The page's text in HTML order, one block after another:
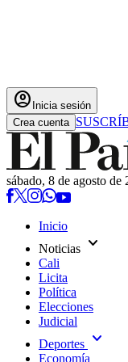
account_circle Inicia sesión
Crea cuenta
sábado, 8 de agosto de
Inicio
Noticias expand_more
Cali
Licita
Política
Elecciones
Judicial
Deportes expand_more
Economía